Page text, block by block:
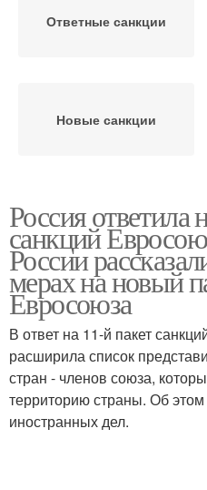
Ответные санкции
Новые санкции
Вторичные санкции
Западные санкции
Санкции с россии
Россия ответила
санкций
России
мерах на новый
Евросоюза
В ответ на 11-й пакет
расширила список
стран - членов союза,
территорию страны. Об
иностранных дел.